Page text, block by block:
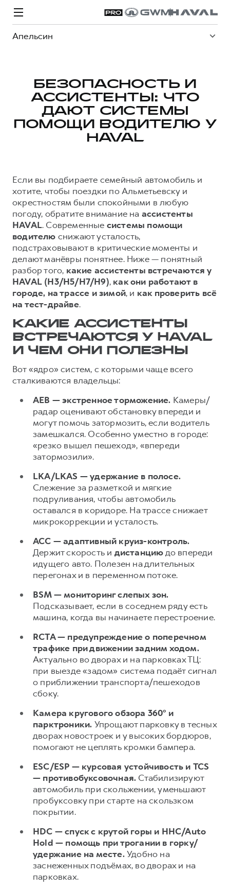
Апельсин
Модели
H3
от 2 499 000 ₽
H5
от 4 049 000 ₽
H7
от 3 799 000 ₽
H9
от 4 799 000 ₽
Покупателям
Конфигуратор HAVAL
Аксессуары HAVAL
Каталоги и прайс-листы
Программа «HAVAL Защита+»
Тест-драйв
Трейд-ин
КРЕДИТ И СТРАХОВАНИЕ
Страхование
Кредит
КОРПОРАТИВНЫМ КЛИЕНТАМ
Для малого бизнеса
Корпоративным клиентам
Крупным корпоративным клиентам
Система управления автопарком
Сервис для корпоративных клиентов
HAVAL Лизинг
АКСЕССУАРЫ HAVAL
Автомобильные аксессуары
Коллекция PRO
Коллекция Базовая
Коллекция Детская
Владельцам
Запись на сервис
Моторное масло
Стоимость ТО
Нулевое ТО
Программа «Помощь на дороге»
Регламенты технического обслуживания
ПОДДЕРЖКА
GWM Безопасность
Гарантия HAVAL
Мобильное приложение GWM
Программа «HAVAL Защита+»
Руководства по эксплуатации
Подписки
АКСЕССУАРЫ HAVAL
Автомобильные аксессуары
Коллекция PRO
Коллекция Базовая
Коллекция Детская
Спецпредложения
Владельцам
О дилере
Новости
О GWM
ИНФОРМАЦИЯ О ДИЛЕРЕ
О дилере
Наша команда
Контакты
БЕЗОПАСНОСТЬ И
АССИСТЕНТЫ: ЧТО
ДАЮТ СИСТЕМЫ
ПОМОЩИ ВОДИТЕЛЮ У
HAVAL
Если вы подбираете семейный автомобиль и
хотите, чтобы поездки по Альметьевску и
окрестностям были спокойными в любую
погоду, обратите внимание на ассистенты
HAVAL. Современные системы помощи
водителю снижают усталость,
подстраховывают в критические моменты и
делают манёвры понятнее. Ниже — понятный
разбор того, какие ассистенты встречаются у
HAVAL (H3/H5/H7/H9), как они работают в
городе, на трассе и зимой, и как проверить всё
на тест-драйве.
КАКИЕ АССИСТЕНТЫ
ВСТРЕЧАЮТСЯ У HAVAL
И ЧЕМ ОНИ ПОЛЕЗНЫ
Вот «ядро» систем, с которыми чаще всего
сталкиваются владельцы:
AEB — экстренное торможение. Камеры/
радар оценивают обстановку впереди и
могут помочь затормозить, если водитель
замешкался. Особенно уместно в городе:
«резко вышел пешеход», «впереди
затормозили».
LKA/LKAS — удержание в полосе.
Слежение за разметкой и мягкие
подруливания, чтобы автомобиль
оставался в коридоре. На трассе снижает
микрокоррекции и усталость.
ACC — адаптивный круиз-контроль.
Держит скорость и дистанциюдо впереди
идущего авто. Полезен на длительных
перегонах и в переменном потоке.
BSM — мониторинг слепых зон.
Подсказывает, если в соседнем ряду есть
машина, когда вы начинаете перестроение.
RCTA — предупреждение о поперечном
трафике при движении задним ходом.
Актуально во дворах и на парковках ТЦ:
при выезде «задом» система подаёт сигнал
о приближении транспорта/пешеходов
сбоку.
Камера кругового обзора 360° и
парктроники. Упрощают парковку в тесных
дворах новостроек и у высоких бордюров,
помогают не цеплять кромки бампера.
ESC/ESP — курсовая устойчивость и TCS
— противобуксовочная. Стабилизируют
автомобиль при скольжении, уменьшают
пробуксовку при старте на скользком
покрытии.
HDC — спуск с крутой горы и HHC/Auto
Hold — помощь при трогании в горку/
удержание на месте.Удобно на
заснеженных подъёмах, во дворах и на
парковках.